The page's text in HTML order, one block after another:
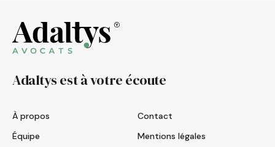
Adaltys est à votre écoute
À propos
Équipe
Contact
Mentions légales